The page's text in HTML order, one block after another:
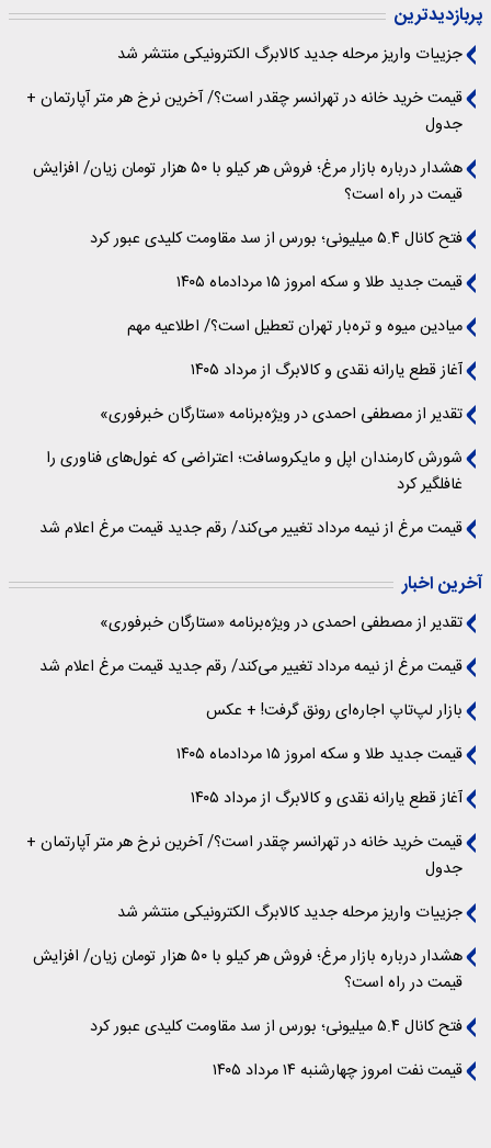
پربازدیدترین
جزییات واریز مرحله جدید کالابرگ الکترونیکی منتشر شد
قیمت خرید خانه در تهرانسر چقدر است؟/ آخرین نرخ هر متر آپارتمان +
جدول
هشدار درباره بازار مرغ؛ فروش هر کیلو با ۵۰ هزار تومان زیان/ افزایش
قیمت در راه است؟
فتح کانال ۵.۴ میلیونی؛ بورس از سد مقاومت کلیدی عبور کرد
قیمت جدید طلا و سکه امروز ۱۵ مردادماه ۱۴۰۵
میادین میوه و تره‌بار تهران تعطیل است؟/ اطلاعیه مهم
آغاز قطع یارانه نقدی و کالابرگ از مرداد ۱۴۰۵
تقدیر از مصطفی احمدی در ویژه‌برنامه «ستارگان خبرفوری»
شورش کارمندان اپل و مایکروسافت؛ اعتراضی که غول‌های فناوری را
غافلگیر کرد
قیمت مرغ از نیمه مرداد تغییر می‌کند/ رقم جدید قیمت مرغ اعلام شد
آخرین اخبار
تقدیر از مصطفی احمدی در ویژه‌برنامه «ستارگان خبرفوری»
قیمت مرغ از نیمه مرداد تغییر می‌کند/ رقم جدید قیمت مرغ اعلام شد
بازار لپ‌تاپ اجاره‌ای رونق گرفت! + عکس
قیمت جدید طلا و سکه امروز ۱۵ مردادماه ۱۴۰۵
آغاز قطع یارانه نقدی و کالابرگ از مرداد ۱۴۰۵
قیمت خرید خانه در تهرانسر چقدر است؟/ آخرین نرخ هر متر آپارتمان +
جدول
جزییات واریز مرحله جدید کالابرگ الکترونیکی منتشر شد
هشدار درباره بازار مرغ؛ فروش هر کیلو با ۵۰ هزار تومان زیان/ افزایش
قیمت در راه است؟
فتح کانال ۵.۴ میلیونی؛ بورس از سد مقاومت کلیدی عبور کرد
قیمت نفت امروز چهارشنبه ۱۴ مرداد ۱۴۰۵